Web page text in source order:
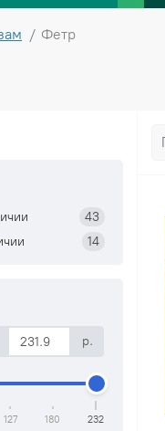
Фетр
43
14
р.
127 180 232